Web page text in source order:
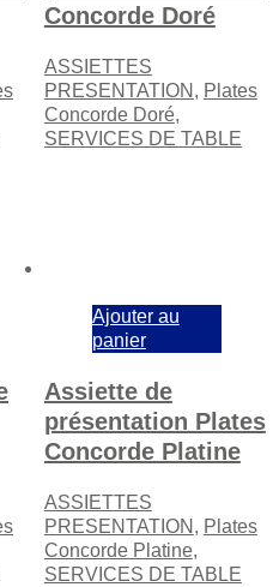
Concorde Doré
ASSIETTES
PRESENTATION , Plates
Concorde Doré,
SERVICES DE TABLE
Ajouter au
panier
Assiette de
présentation Plates
Concorde Platine
ASSIETTES
PRESENTATION , Plates
Concorde Platine,
SERVICES DE TABLE